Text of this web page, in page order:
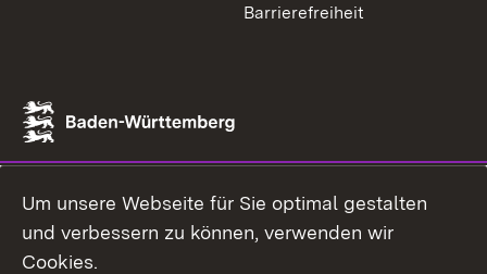
Barrierefreiheit
Um unsere Webseite für Sie optimal gestalten
und verbessern zu können, verwenden wir
Cookies.